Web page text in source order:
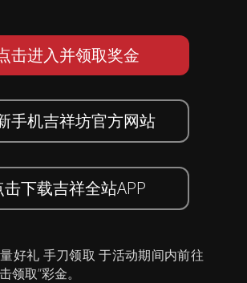
击进入并领取奖金
手机吉祥坊官方网站
击下载吉祥全站APP
好礼 手刀领取 于活动期间内前往
领取”彩金。